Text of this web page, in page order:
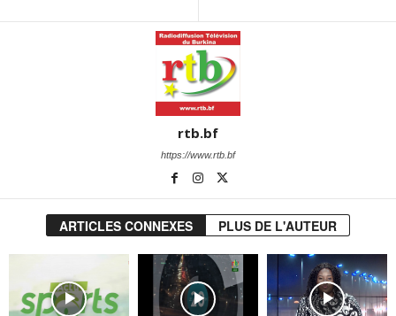
rtb.bf
https://www.rtb.bf
ARTICLES CONNEXES PLUS DE L'AUTEUR